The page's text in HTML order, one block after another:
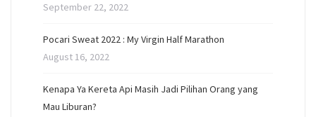
September 22, 2022
Pocari Sweat 2022 : My Virgin Half Marathon
August 16, 2022
Kenapa Ya Kereta Api Masih Jadi Pilihan Orang yang
Mau Liburan?